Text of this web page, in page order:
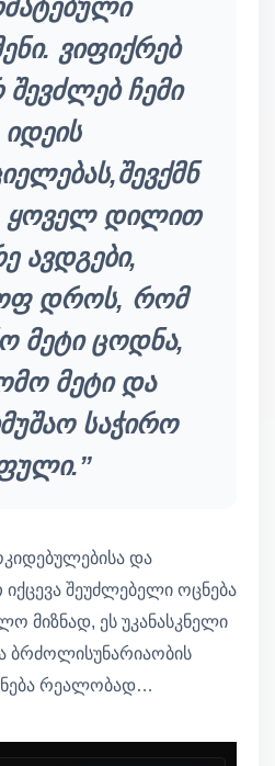
ვიფიქრებ
ჩემი
იდეის
ყოველ დილით
ავდგები,
დროს, რომ
მეტი ცოდნა,
მეტი და
საჭირო
და
შეუძლებელი ოცნება
მიზნად, ეს უკანასკნელი
ბრძოლისუნარიაობის
რეალობად…